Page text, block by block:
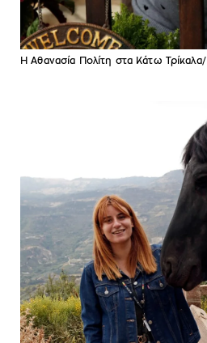
Η Αθανασία Πολίτη στα Κάτω